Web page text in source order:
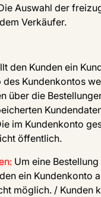
Auswahl der
Verkäufer.
den Kunden ein
Kundenkontos
über die
im Kundenkonto
öffentlich.
Um eine
ein Kundenkonto
möglich. / Kunden